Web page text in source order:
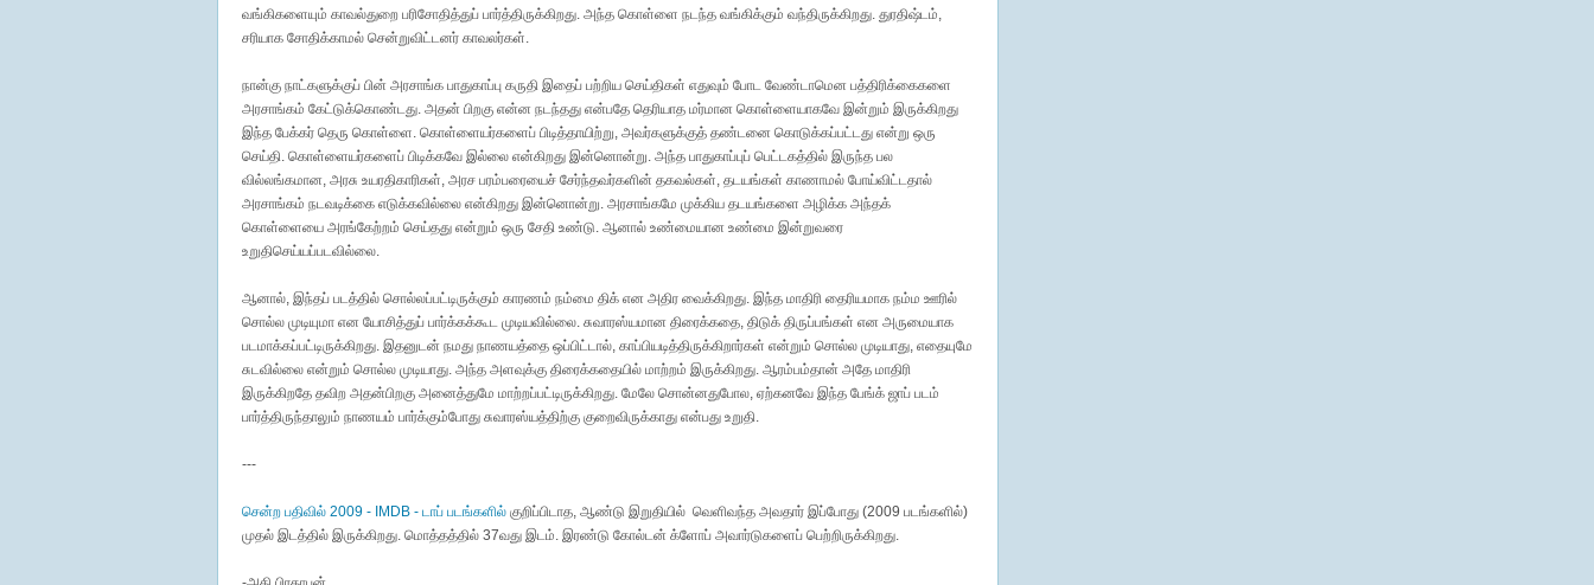
வங்கிகளையும் காவல்துறை பரிசோதித்துப் பார்த்திருக்கிறது. அந்த கொள்ளை நடந்த வங்கிக்கும் வந்திருக்கிறது. துரதிஷ்டம்,
சரியாக சோதிக்காமல் சென்றுவிட்டனர் காவலர்கள்.
நான்கு நாட்களுக்குப் பின் அரசாங்க பாதுகாப்பு கருதி இதைப் பற்றிய செய்திகள் எதுவும் போட வேண்டாமென பத்திரிக்கைகளை
அரசாங்கம் கேட்டுக்கொண்டது. அதன் பிறகு என்ன நடந்தது என்பதே தெரியாத மர்மான கொள்ளையாகவே இன்றும் இருக்கிறது
இந்த பேக்கர் தெரு கொள்ளை. கொள்ளையர்களைப் பிடித்தாயிற்று, அவர்களுக்குத் தண்டனை கொடுக்கப்பட்டது என்று ஒரு
செய்தி. கொள்ளையர்களைப் பிடிக்கவே இல்லை என்கிறது இன்னொன்று. அந்த பாதுகாப்புப் பெட்டகத்தில் இருந்த பல
வில்லங்கமான, அரசு உயரதிகாரிகள், அரச பரம்பரையைச் சேர்ந்தவர்களின் தகவல்கள், தடயங்கள் காணாமல் போய்விட்டதால்
அரசாங்கம் நடவடிக்கை எடுக்கவில்லை என்கிறது இன்னொன்று. அரசாங்கமே முக்கிய தடயங்களை அழிக்க அந்தக்
கொள்ளையை அரங்கேற்றம் செய்தது என்றும் ஒரு சேதி உண்டு. ஆனால் உண்மையான உண்மை இன்றுவரை
உறுதிசெய்யப்படவில்லை.
ஆனால், இந்தப் படத்தில் சொல்லப்பட்டிருக்கும் காரணம் நம்மை திக் என அதிர வைக்கிறது. இந்த மாதிரி தைரியமாக நம்ம ஊரில்
சொல்ல முடியுமா என யோசித்துப் பார்க்கக்கூட முடியவில்லை. சுவாரஸ்யமான திரைக்கதை, திடுக் திருப்பங்கள் என அருமையாக
படமாக்கப்பட்டிருக்கிறது. இதனுடன் நமது நாணயத்தை ஒப்பிட்டால், காப்பியடித்திருக்கிறார்கள் என்றும் சொல்ல முடியாது, எதையுமே
சுடவில்லை என்றும் சொல்ல முடியாது. அந்த அளவுக்கு திரைக்கதையில் மாற்றம் இருக்கிறது. ஆரம்பம்தான் அதே மாதிரி
இருக்கிறதே தவிற அதன்பிறகு அனைத்துமே மாற்றப்பட்டிருக்கிறது. மேலே சொன்னதுபோல, ஏற்கனவே இந்த பேங்க் ஜாப் படம்
பார்த்திருந்தாலும் நாணயம் பார்க்கும்போது சுவாரஸ்யத்திற்கு குறைவிருக்காது என்பது உறுதி.
---
சென்ற பதிவில் 2009 - IMDB - டாப் படங்களில்குறிப்பிடாத, ஆண்டு இறுதியில் வெளிவந்த அவதார் இப்போது (2009 படங்களில்)
முதல் இடத்தில் இருக்கிறது. மொத்தத்தில் 37வது இடம். இரண்டு கோல்டன் க்ளோப் அவார்டுகளைப் பெற்றிருக்கிறது.